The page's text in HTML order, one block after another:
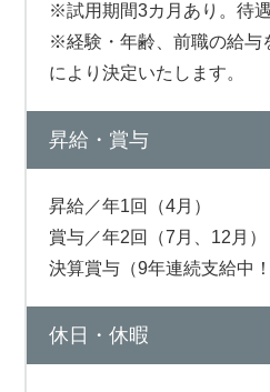
※試用期間3カ月あり。待
※経験・年齢、前職の給与
により決定いたします。
昇給・賞与
昇給／年1回（4月）
賞与／年2回（7月、12月）
決算賞与（9年連続支給中！
休日・休暇